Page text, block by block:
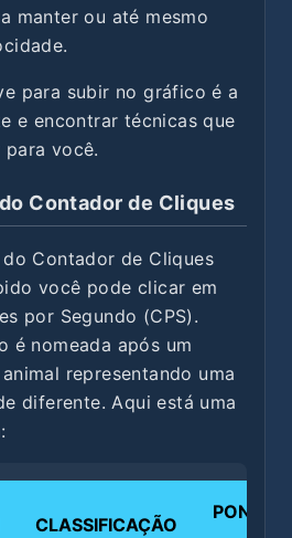
manter ou até mesmo
para subir no gráfico é a
e encontrar técnicas que
você.
Contador de Cliques
Contador de Cliques
você pode clicar em
por Segundo (CPS).
é nomeada após um
representando uma
diferente. Aqui está uma
CLASSIFICAÇÃO